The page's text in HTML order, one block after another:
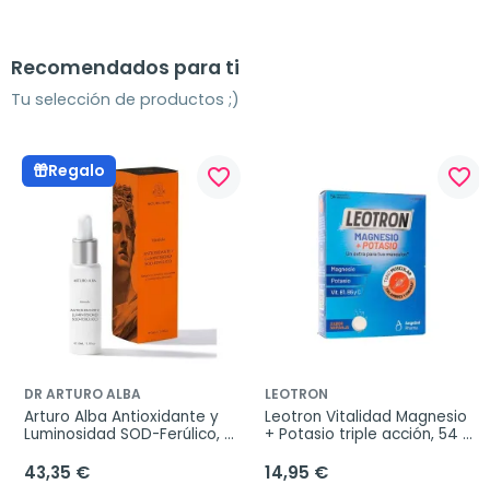
Recomendados para ti
Tu selección de productos ;)
Regalo favorite_border
DR ARTURO ALBA
Arturo Alba Antioxidante y
Luminosidad SOD-Ferúlico,
43,35 €
favorite_border
LEOTRON
Leotron Vitalidad Magnesio
+ Potasio triple acción, 54
14,95 €